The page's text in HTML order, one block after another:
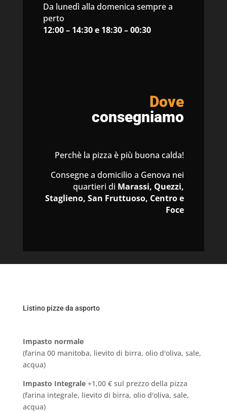
Da lunedì alla domenica sempre a
perto
12:00 – 14:30 e 18:30 – 00:30
Dove
consegniamo
Perchè la pizza è più buona calda!
Consegne a domicilio a Genova nei
quartieri di Marassi, Quezzi,
Staglieno, San Fruttuoso, Centro e
Foce
Listino pizze da asporto
Impasto normale
(farina 00 manitoba, lievito di birra, olio d'oliva, sale,
acqua)
Impasto Integrale+1,00 € sul prezzo della pizza
(farina integrale, lievito di birra, olio d'oliva, sale,
acqua)